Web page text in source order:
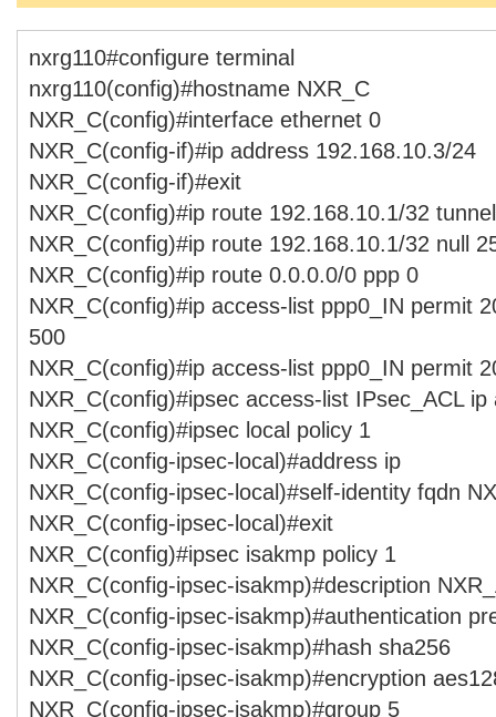
nxrg110#configure terminal
nxrg110(config)#hostname NXR_C
NXR_C(config)#interface ethernet 0
NXR_C(config-if)#ip address 192.168.10.3/24
NXR_C(config-if)#exit
NXR_C(config)#ip route 192.168.10.1/32
NXR_C(config)#ip route 192.168.10.1/32 null
NXR_C(config)#ip route 0.0.0.0/0 ppp 0
NXR_C(config)#ip access-list ppp0_IN permit
500
NXR_C(config)#ip access-list ppp0_IN permit
NXR_C(config)#ipsec access-list IPsec_ACL ip
NXR_C(config)#ipsec local policy 1
NXR_C(config-ipsec-local)#address ip
NXR_C(config-ipsec-local)#self-identity fqdn
NXR_C(config-ipsec-local)#exit
NXR_C(config)#ipsec isakmp policy 1
NXR_C(config-ipsec-isakmp)#description
NXR_C(config-ipsec-isakmp)#authentication
NXR_C(config-ipsec-isakmp)#hash sha256
NXR_C(config-ipsec-isakmp)#encryption
NXR_C(config-ipsec-isakmp)#group 5